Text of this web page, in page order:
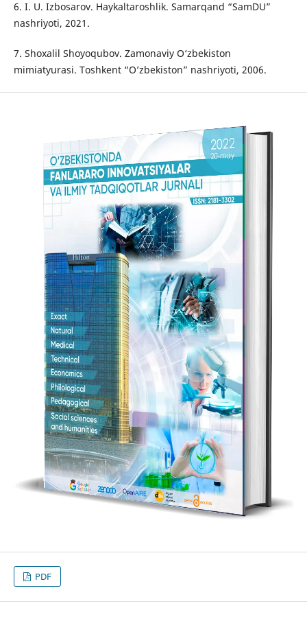
6. I. U. Izbosarov. Haykaltaroshlik. Samarqand “SamDU”
nashriyoti, 2021.
7. Shoxalil Shoyoqubov. Zamonaviy O‘zbekiston
mimiatyurasi. Toshkent “O’zbekiston” nashriyoti, 2006.
PDF